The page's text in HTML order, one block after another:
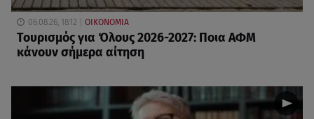
06.08.26, 18:12 ΟΙΚΟΝΟΜΙΑ
Τουρισμός για Όλους 2026-2027: Ποια ΑΦΜ
κάνουν σήμερα αίτηση